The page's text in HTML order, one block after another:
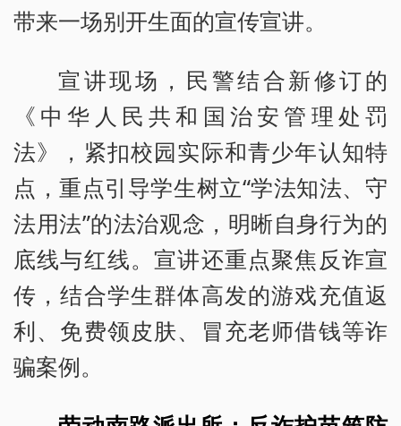
带来一场别开生面的宣传宣讲。
宣讲现场，民警结合新修订的
《中华人民共和国治安管理处罚
法》，紧扣校园实际和青少年认知特
点，重点引导学生树立“学法知法、守
法用法”的法治观念，明晰自身行为的
底线与红线。宣讲还重点聚焦反诈宣
传，结合学生群体高发的游戏充值返
利、免费领皮肤、冒充老师借钱等诈
骗案例。